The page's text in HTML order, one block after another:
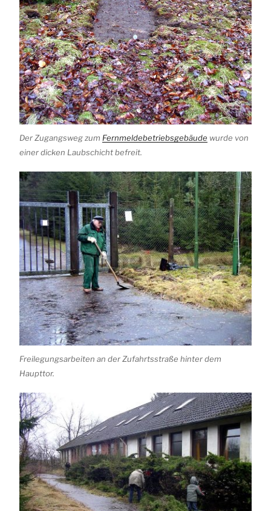
Der Zugangsweg zum Fernmeldebetriebsgebäude wurde von
einer dicken Laubschicht befreit.
Freilegungsarbeiten an der Zufahrtsstraße hinter dem
Haupttor.